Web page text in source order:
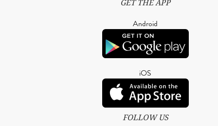
GET THE APP
Android
iOS
FOLLOW US